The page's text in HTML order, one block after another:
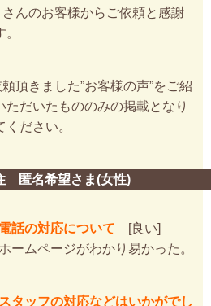
んのお客様からご依頼と感謝
頂きました”お客様の声”をご紹
だいたもののみの掲載となり
ださい。
匿名希望さま(女性)
電話の対応について [良い]
ホームページがわかり易かった。
スタッフの対応などはいかがでし